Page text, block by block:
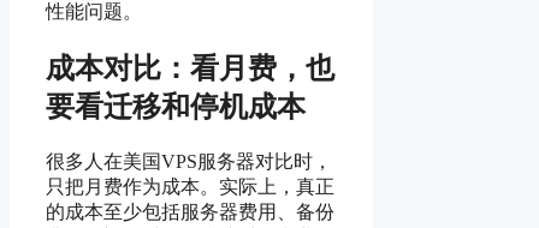
性能问题。
成本对比：看月费，也
要看迁移和停机成本
很多人在美国VPS服务器对比时，
只把月费作为成本。实际上，真正
的成本至少包括服务器费用、备份